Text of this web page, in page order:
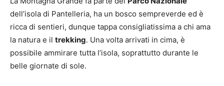
dell’isola di Pantelleria, ha un bosco sempreverde ed è
ricca di sentieri, dunque tappa consigliatissima a chi ama
la natura e il trekking. Una volta arrivati in cima, è
possibile ammirare tutta l’isola, soprattutto durante le
belle giornate di sole.